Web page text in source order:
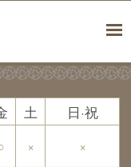
土 日·祝
× ×